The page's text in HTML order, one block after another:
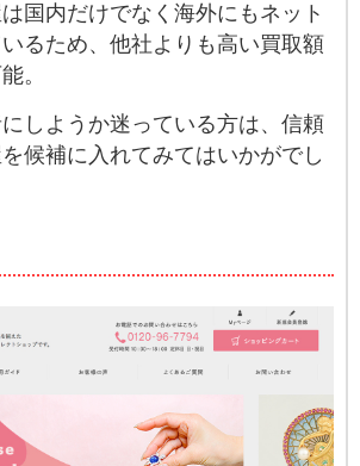
国内だけでなく海外にもネット
るため、他社よりも高い買取額
。
しようか迷っている方は、信頼
候補に入れてみてはいかがでし